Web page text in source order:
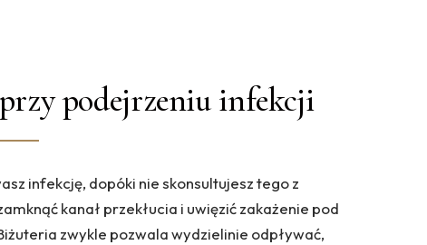
podejrzeniu infekcji
infekcję, dopóki nie skonsultujesz tego z
kanał przekłucia i uwięzić zakażenie pod
zwykle pozwala wydzielinie odpływać,